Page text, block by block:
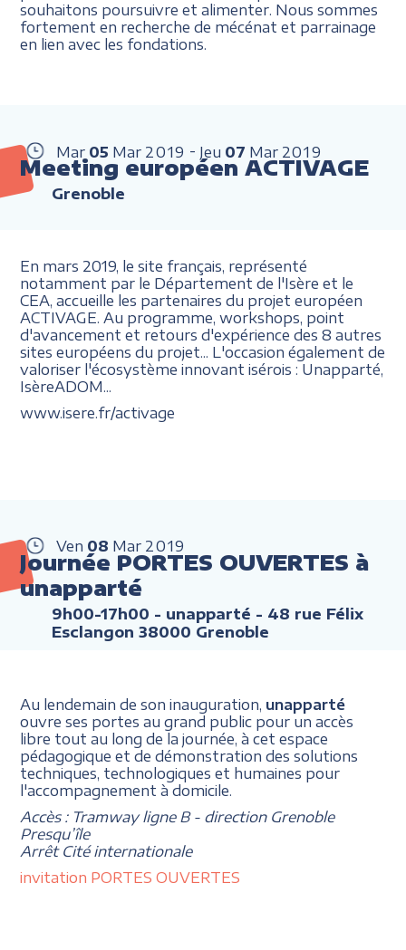
souhaitons poursuivre et alimenter. Nous sommes
fortement en recherche de mécénat et parrainage
en lien avec les fondations.
Mar 05 Mar 2019 Jeu 07 Mar 2019
Meeting européen ACTIVAGE
Grenoble
En mars 2019, le site français, représenté
notamment par le Département de l'Isère et le
CEA, accueille les partenaires du projet européen
ACTIVAGE. Au programme, workshops, point
d'avancement et retours d'expérience des 8 autres
sites européens du projet... L'occasion également de
valoriser l'écosystème innovant isérois : Unapparté,
IsèreADOM...
www.isere.fr/activage
Ven 08 Mar 2019
Journée PORTES OUVERTES à
unapparté
9h00-17h00 - unapparté - 48 rue Félix
Esclangon 38000 Grenoble
Au lendemain de son inauguration, unapparté
ouvre ses portes au grand public pour un accès
libre tout au long de la journée, à cet espace
pédagogique et de démonstration des solutions
techniques, technologiques et humaines pour
l'accompagnement à domicile.
Accès : Tramway ligne B - direction Grenoble
Presqu’île
Arrêt Cité internationale
invitation PORTES OUVERTES